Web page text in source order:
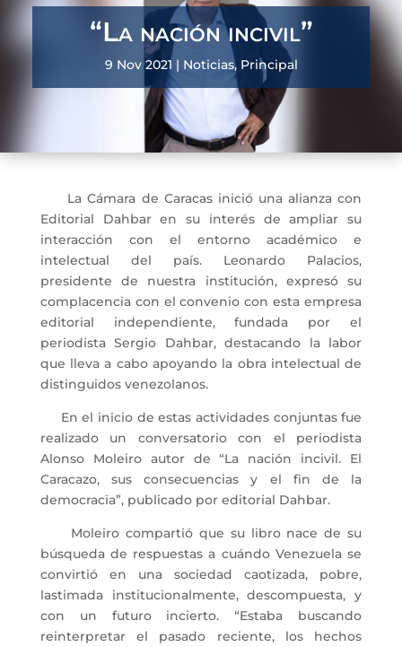
“La nación incivil”
9 Nov 2021 | Noticias, Principal
La Cámara de Caracas inició una alianza con
Editorial Dahbar en su interés de ampliar su
interacción con el entorno académico e
intelectual del país. Leonardo Palacios,
presidente de nuestra institución, expresó su
complacencia con el convenio con esta empresa
editorial independiente, fundada por el
periodista Sergio Dahbar, destacando la labor
que lleva a cabo apoyando la obra intelectual de
distinguidos venezolanos.
En el inicio de estas actividades conjuntas fue
realizado un conversatorio con el periodista
Alonso Moleiro autor de “La nación incivil. El
Caracazo, sus consecuencias y el fin de la
democracia”, publicado por editorial Dahbar.
Moleiro compartió que su libro nace de su
búsqueda de respuestas a cuándo Venezuela se
convirtió en una sociedad caotizada, pobre,
lastimada institucionalmente, descompuesta, y
con un futuro incierto. “Estaba buscando
reinterpretar el pasado reciente, los hechos